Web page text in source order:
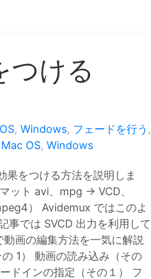
つける
, Windows, フェードを行う ,
Mac OS, Windows
果をつける方法を説明しま
ット avi、mpg → VCD、
） Avidemux ではこのよ
事では SVCD 出力を利用して
画の編集方法を一気に解説
1） 動画の読み込み（その
ドインの指定（その１） フ